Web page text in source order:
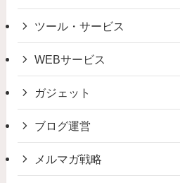
ツール・サービス
WEBサービス
ガジェット
ブログ運営
メルマガ戦略